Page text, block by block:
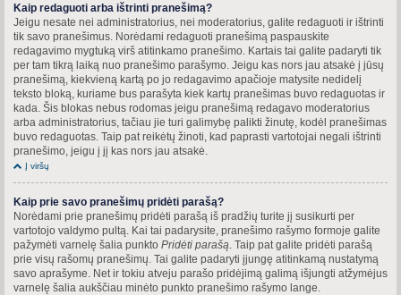
Kaip redaguoti arba ištrinti pranešimą?
Jeigu nesate nei administratorius, nei moderatorius, galite redaguoti ir ištrinti
tik savo pranešimus. Norėdami redaguoti pranešimą paspauskite
redagavimo mygtuką virš atitinkamo pranešimo. Kartais tai galite padaryti tik
per tam tikrą laiką nuo pranešimo parašymo. Jeigu kas nors jau atsakė į jūsų
pranešimą, kiekvieną kartą po jo redagavimo apačioje matysite nedidelį
teksto bloką, kuriame bus parašyta kiek kartų pranešimas buvo redaguotas ir
kada. Šis blokas nebus rodomas jeigu pranešimą redagavo moderatorius
arba administratorius, tačiau jie turi galimybę palikti žinutę, kodėl pranešimas
buvo redaguotas. Taip pat reikėtų žinoti, kad paprasti vartotojai negali ištrinti
pranešimo, jeigu į jį kas nors jau atsakė.
Į viršų
Kaip prie savo pranešimų pridėti parašą?
Norėdami prie pranešimų pridėti parašą iš pradžių turite jį susikurti per
vartotojo valdymo pultą. Kai tai padarysite, pranešimo rašymo formoje galite
pažymėti varnelę šalia punkto Pridėti parašą . Taip pat galite pridėti parašą
prie visų rašomų pranešimų. Tai galite padaryti įjungę atitinkamą nustatymą
savo aprašyme. Net ir tokiu atveju parašo pridėjimą galimą išjungti atžymėjus
varnelę šalia aukščiau minėto punkto pranešimo rašymo lange.